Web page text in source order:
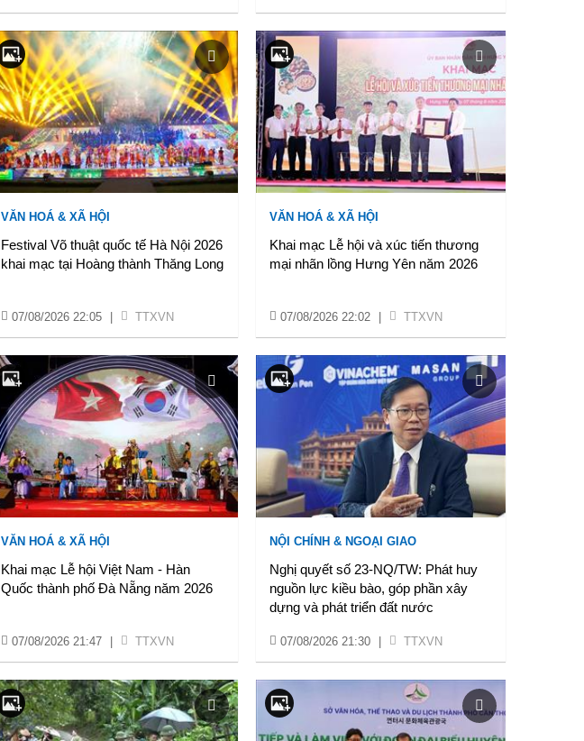
VĂN HOÁ & XÃ HỘI
Festival Võ thuật quốc tế Hà Nội 2026
khai mạc tại Hoàng thành Thăng Long
07/08/2026 22:05 TTXVN
VĂN HOÁ & XÃ HỘI
Khai mạc Lễ hội và xúc tiến thương
mại nhãn lồng Hưng Yên năm 2026
07/08/2026 22:02 TTXVN
VĂN HOÁ & XÃ HỘI
Khai mạc Lễ hội Việt Nam - Hàn
Quốc thành phố Đà Nẵng năm 2026
07/08/2026 21:47 TTXVN
NỘI CHÍNH & NGOẠI GIAO
Nghị quyết số 23-NQ/TW: Phát huy
nguồn lực kiều bào, góp phần xây
dựng và phát triển đất nước
07/08/2026 21:30 TTXVN